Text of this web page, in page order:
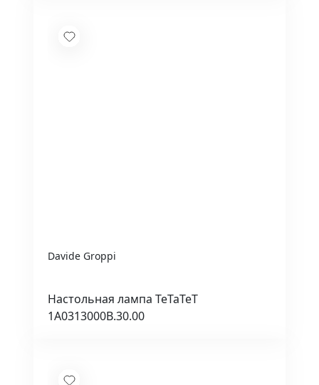
Davide Groppi
Настольная лампа TeTaTeT
1A0313000B.30.00